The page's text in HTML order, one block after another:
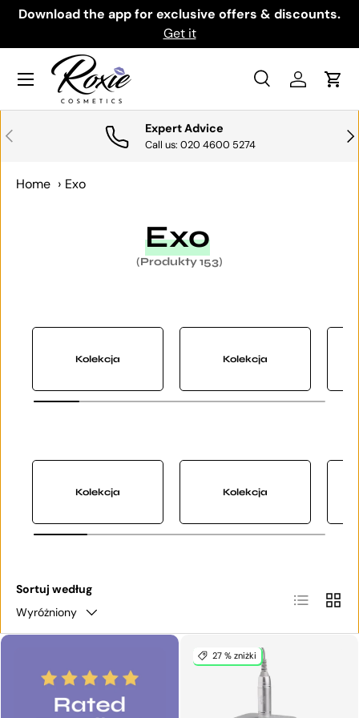
Download the app for exclusive offers & discounts.
Get it
Szukaj
SzukajZaloguj sie
Menu
POPRZEDNI Expert Advice
Call us: 020 4600 5274
Home › Exo
Exo
(Produkty 153)
Kolekcja Kolekcja
Kolekcja Kolekcja
Sortuj według
Wyróżniony
Lista Siatka
27 % zniżki